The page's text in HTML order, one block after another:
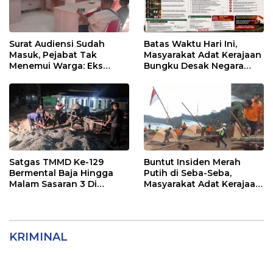
Surat Audiensi Sudah
Masuk, Pejabat Tak
Menemui Warga: Eks
Pelayanan Dinas
Transmigrasi Luwu Timur
Batas Waktu Hari Ini,
Masyarakat Adat Kerajaan
Bungku Desak Negara
Seba-Seba
Satgas TMMD Ke-129
Bermental Baja Hingga
Malam Sasaran 3 Di
Buntut Insiden Merah
Putih di Seba-Seba,
Masyarakat Adat Kerajaan
KRIMINAL